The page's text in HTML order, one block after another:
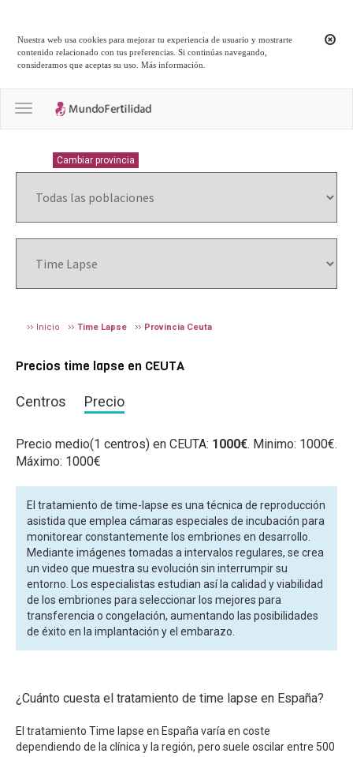
Nuestra web usa cookies para mejorar tu experiencia de usuario y mostrarte
contenido relacionado con tus preferencias. Si continúas navegando,
consideramos que aceptas su uso.Más información
Toggle navigation
Cambiar provincia
Inicio Time Lapse Provincia Ceuta
Precios time lapse en CEUTA
Centros Precio
Precio medio(1 centros) en CEUTA: 1000€. Minimo: 1000€.
Máximo: 1000€
El tratamiento de time-lapse es una técnica de reproducción
asistida que emplea cámaras especiales de incubación para
monitorear constantemente los embriones en desarrollo.
Mediante imágenes tomadas a intervalos regulares, se crea
un video que muestra su evolución sin interrumpir su
entorno. Los especialistas estudian así la calidad y viabilidad
de los embriones para seleccionar los mejores para
transferencia o congelación, aumentando las posibilidades
de éxito en la implantación y el embarazo.
¿Cuánto cuesta el tratamiento de time lapse en España?
El tratamiento Time lapse en España varía en coste
dependiendo de la clínica y la región, pero suele oscilar entre 500